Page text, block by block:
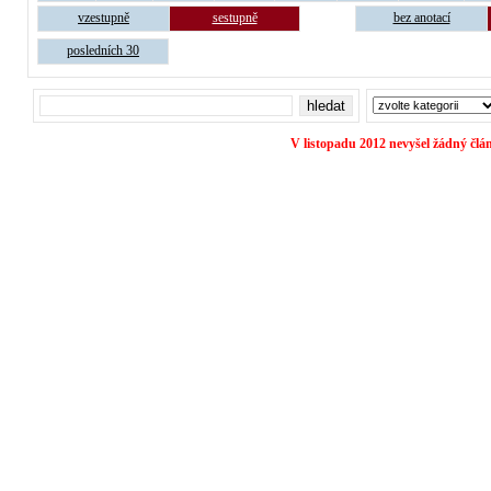
vzestupně sestupně bez anotací
posledních 30
V listopadu 2012 nevyšel žádný